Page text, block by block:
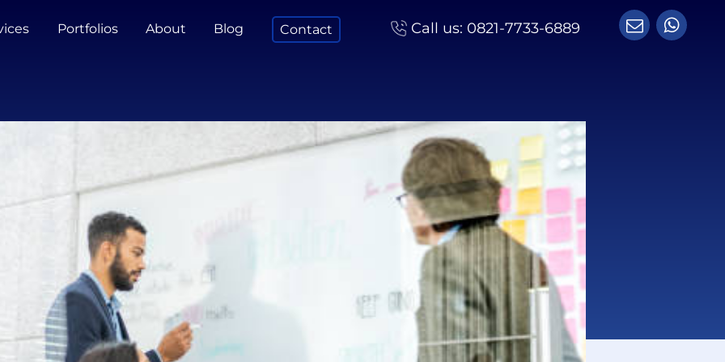
Portfolios About Blog Contact Call us: 0821-7733-6889